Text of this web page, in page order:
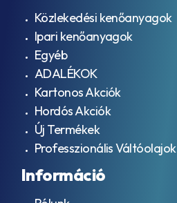
Közlekedési kenőanyagok
Ipari kenőanyagok
Egyéb
ADALÉKOK
Kartonos Akciók
Hordós Akciók
Új Termékek
Professzionális Váltóolajok
Információ